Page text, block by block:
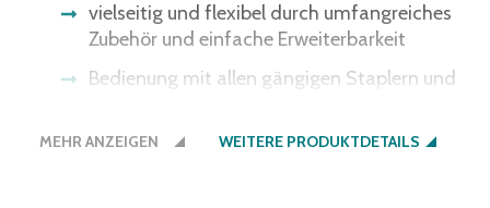
vielseitig und flexibel durch umfangreiches
Zubehör und einfache Erweiterbarkeit
Bedienung mit allen gängigen Staplern und
alle Gewichtsangaben gelten bei
MEHR ANZEIGEN WEITERE PRODUKTDETAILS